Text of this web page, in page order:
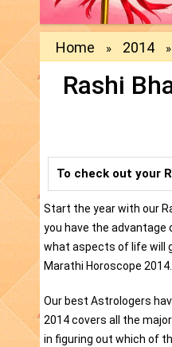
Home » 2014 »
Rashi
To check out your
Start the year with our
you have the advantage
what aspects of life will
Marathi Horoscope
Our best Astrologers
2014 covers all the
in figuring out which of